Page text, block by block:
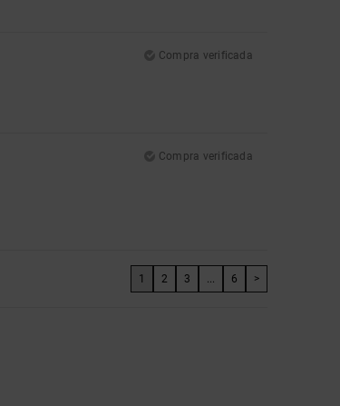
Compra verificada
Compra verificada
1 2 3 ... 6 >